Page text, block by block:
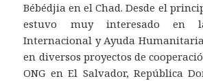
Bébédjia en el Chad. Desde el
estuvo muy interesado en
Internacional y Ayuda
en diversos proyectos de
ONG en El Salvador, República